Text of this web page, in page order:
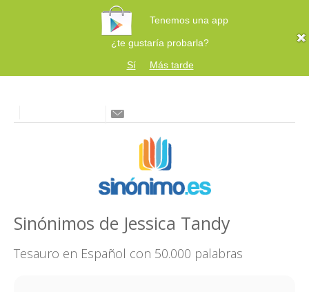
Tenemos una app
¿te gustaría probarla?
Sí
Más tarde
Sinónimos de Jessica Tandy
Tesauro en Español con 50.000 palabras